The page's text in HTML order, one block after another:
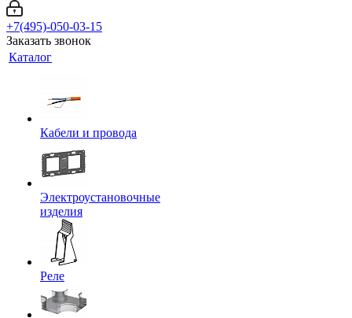
+7(495)-050-03-15
Заказать звонок
Каталог
Кабели и провода
Электроустановочные
изделия
Реле